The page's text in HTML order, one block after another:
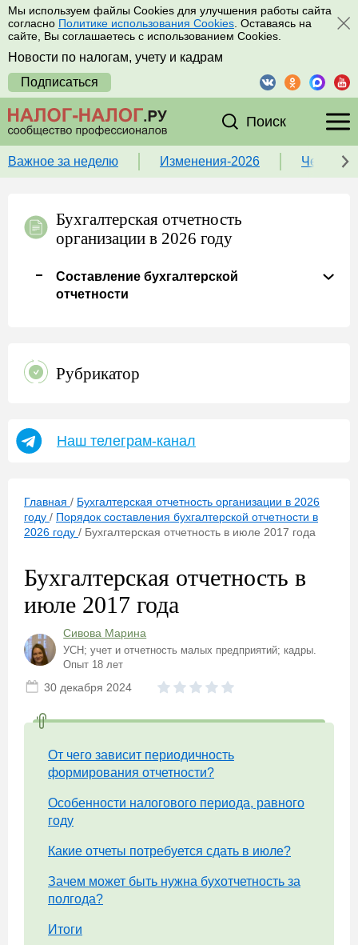
Мы используем файлы Cookies для улучшения работы сайта
согласно Политике использования Cookies . Оставаясь на
сайте, Вы соглашаетесь с использованием Cookies.
Новости по налогам, учету и кадрам
Подписаться
Поиск
Важное за неделю Изменения-2026 Чек-
Бухгалтерская отчетность
организации в 2026 году
Составление бухгалтерской
отчетности
Рубрикатор
Наш телеграм-канал
Главная / Бухгалтерская отчетность организации в 2026
году / Порядок составления бухгалтерской отчетности в
2026 году / Бухгалтерская отчетность в июле 2017 года
Бухгалтерская отчетность в
июле 2017 года
Сивова Марина
УСН; учет и отчетность малых предприятий; кадры.
Опыт 18 лет
30 декабря 2024
От чего зависит периодичность
формирования отчетности?
Особенности налогового периода, равного
году
Какие отчеты потребуется сдать в июле?
Зачем может быть нужна бухотчетность за
полгода?
Итоги